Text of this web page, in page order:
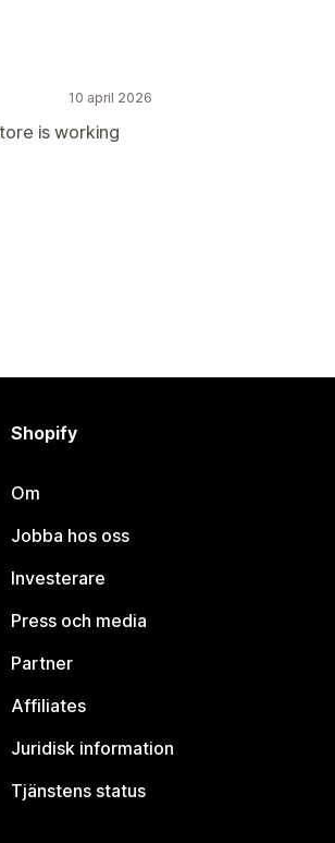
10 april 2026
is working
Shopify
Om
Jobba hos oss
Investerare
Press och media
Partner
Affiliates
Juridisk information
Tjänstens status